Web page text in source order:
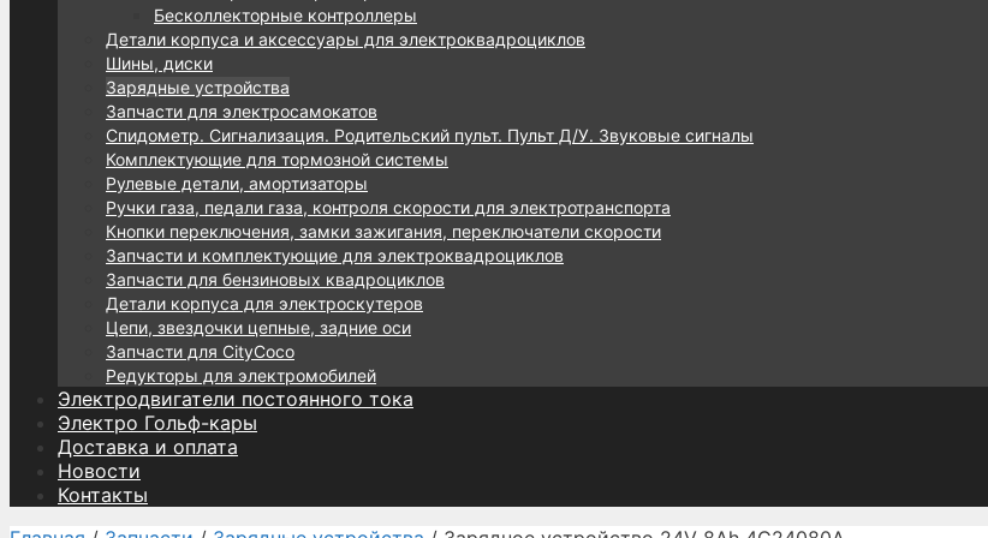
Бесколлекторные контроллеры
Детали корпуса и аксессуары для электроквадроциклов
Шины, диски
Зарядные устройства
Запчасти для электросамокатов
Спидометр. Сигнализация. Родительский пульт. Пульт Д/У. Звуковые сигналы
Комплектующие для тормозной системы
Рулевые детали, амортизаторы
Ручки газа, педали газа, контроля скорости для электротранспорта
Кнопки переключения, замки зажигания, переключатели скорости
Запчасти и комплектующие для электроквадроциклов
Запчасти для бензиновых квадроциклов
Детали корпуса для электроскутеров
Цепи, звездочки цепные, задние оси
Запчасти для CityCoco
Редукторы для электромобилей
Электродвигатели постоянного тока
Электро Гольф-кары
Доставка и оплата
Новости
Контакты